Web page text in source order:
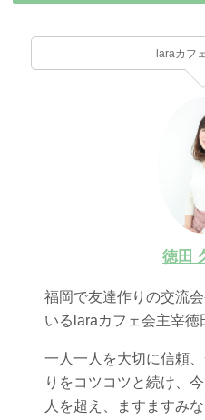
laraカフ
徳田
福岡で友達作りの交流
いるlaraカフェ会主宰徳
一人一人を大切に信頼
りをコツコツと続け、
人を超え、ますますみ